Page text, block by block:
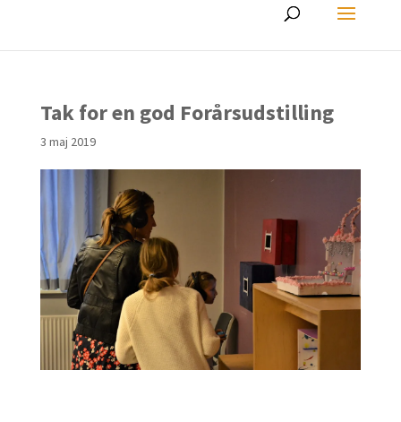
Tak for en god Forårsudstilling
3 maj 2019